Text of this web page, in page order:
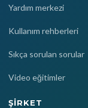
Yardım merkezi
Kullanım rehberleri
Sıkça sorulan sorular
Video eğitimler
ŞIRKET